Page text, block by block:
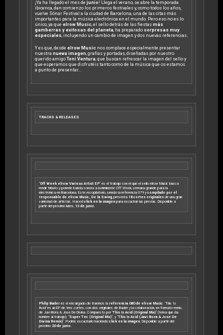
¡Ya ha llegado el mes de junio! Llega el verano, se abre la temporada
ibicenca, dan comienzo los primeros festivales y, como todos los años,
vuelve Sónar Festival a la ciudad de Barcelona, una de las citas más
importantes para la música electrónica en el mundo. Pero eso no es lo
único, ya que elrow Music , el sello detrás de las fiestasmás
gamberras y exitosas del planeta , ha preparado sorpresas muy
especiales , incluyendo un cambio de imagen y dos nuevas referencias.
Y es que, desde elrow Music nos complace especialmente presentar
nuestra nueva imagen, grafías y portadas, diseñadas por nuestro
querido amigoToni Ventura, que buscan refrescar la imagen del sello y
que esperamos que disfrutéis tanto como de la música que os estamos
a punto de presentar…
TRACKS & RELEASES
‘Off Week elrow Various Artist EP’ es el trabajo con el que el sello elrow Music busca
rendir tributo y ponerle banda sonora a la inminente Off Week, semana grande para la
electrónica en Barcelona. Este recopilatorio, siendo la referencia 079 ycompilado por el
responsable de elrow Music, De la Swing, presenta 18 cortes originales de una gran
variedad de artistas. Haced click en la imagen para escuchar las previas. Disponible a
partir del próximo lunes, 13 de junio.
Philip Bader es el encargado de traernos la referencia 080 de elrow Music. ‘This Is
Acid’ es un EP de tres cortes, con dos originales de Bader y la colaboración, en formato remix,
de Javi Bora & Jose De Divina. Compuesto por ‘This Is Acid (Original Mix)’ (tema que da
nombre al trabajo); ‘Super Tec (Original Mix)’; y‘This Is Acid (Javi Bora & Jose De
Divina Remix)’. Podéis escucharlo haciendo click en la imagen. Disponible a partir del
próximo 20 de junio.